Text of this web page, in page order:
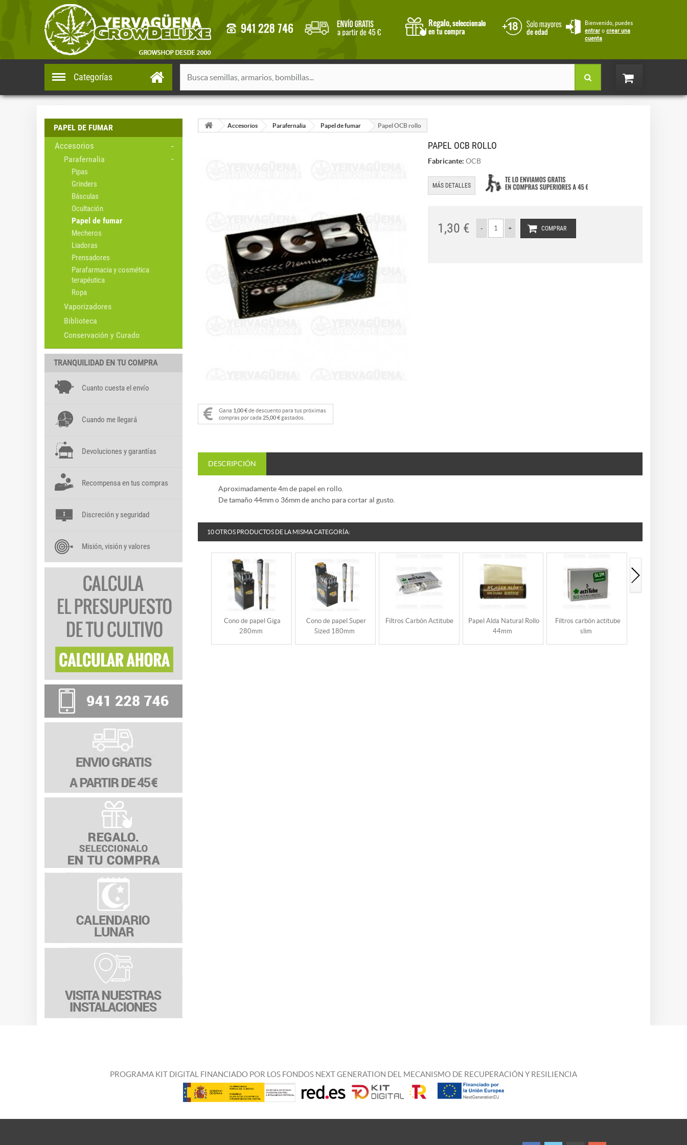
Bienvenido, puedes
entrar o crear una
cuenta
Categorías
PAPEL DE FUMAR
Accesorios
Parafernalia
Pipas
Grinders
Básculas
Ocultación
Papel de fumar
Mecheros
Liadoras
Prensadores
Parafarmacia y cosmética
terapéutica
Ropa
Vaporizadores
Biblioteca
Conservación y Curado
TRANQUILIDAD EN TU COMPRA
Cuanto cuesta el envío
Cuando me llegará
Devoluciones y garantías
Recompensa en tus compras
Discreción y seguridad
Misión, visión y valores
Accesorios Parafernalia Papel de fumar Papel OCB rollo
Gana 1,00 €de descuento para tus próximas
compras por cada 25,00 €gastados.
PAPEL OCB ROLLO
Fabricante: OCB
MÁS DETALLES
1,30 € COMPRAR
DESCRIPCIÓN
Aproximadamente 4m de papel en rollo.
De tamaño 44mm o 36mm de ancho para cortar al gusto.
10 OTROS PRODUCTOS DE LA MISMA CATEGORÍA:
Cono de papel Giga
280mm
Cono de papel Super
Sized 180mm
Filtros Carbón Actitube
Papel Alda Natural Rollo
44mm
Filtros carbón actitube
slim
PROGRAMA KIT DIGITAL FINANCIADO POR LOS FONDOS NEXT GENERATION DEL MECANISMO DE RECUPERACIÓN Y RESILIENCIA